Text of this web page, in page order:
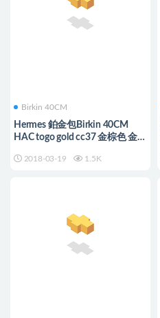
Birkin 40CM
Hermes 鉑金包Birkin 40CM
HAC togo gold cc37 金棕色 金扣
2018-03-19 1.5K